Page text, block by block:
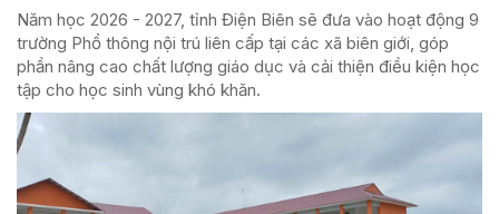
Năm học 2026 - 2027, tỉnh Điện Biên sẽ đưa vào hoạt động 9
trường Phổ thông nội trú liên cấp tại các xã biên giới, góp
phần nâng cao chất lượng giáo dục và cải thiện điều kiện học
tập cho học sinh vùng khó khăn.